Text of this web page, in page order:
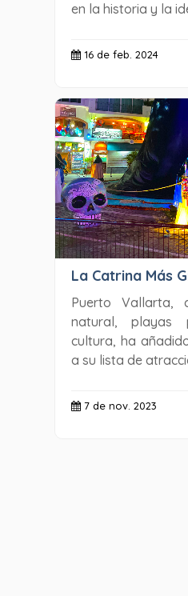
en la historia y la
16 de feb. 2024
La Catrina Más
Puerto Vallarta,
natural, playas
cultura, ha
a su lista de
7 de nov. 2023